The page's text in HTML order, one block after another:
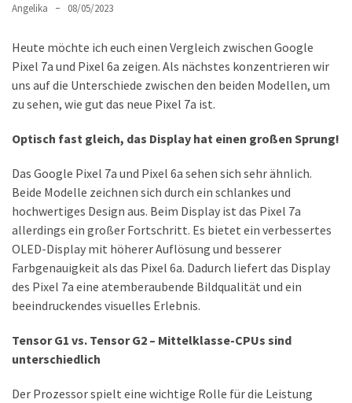
Samsung
Tab
S10
Lite
und
Apple
Pro
13-
Zoll
Reise-
Essentials-
Ratgeber:
Lokale
internationale
SIM-
Karte
Angelika 08/05/2023
Heute möchte ich euch einen Vergleich zwischen Google
Pixel 7a und Pixel 6a zeigen. Als nächstes konzentrieren wir
uns auf die Unterschiede zwischen den beiden Modellen, um
zu sehen, wie gut das neue Pixel 7a ist.
Optisch fast gleich, das Display hat einen großen Sprung!
Das Google Pixel 7a und Pixel 6a sehen sich sehr ähnlich.
Beide Modelle zeichnen sich durch ein schlankes und
hochwertiges Design aus. Beim Display ist das Pixel 7a
allerdings ein großer Fortschritt. Es bietet ein verbessertes
OLED-Display mit höherer Auflösung und besserer
Farbgenauigkeit als das Pixel 6a. Dadurch liefert das Display
des Pixel 7a eine atemberaubende Bildqualität und ein
beeindruckendes visuelles Erlebnis.
Tensor G1 vs. Tensor G2 – Mittelklasse-CPUs sind
unterschiedlich
Der Prozessor spielt eine wichtige Rolle für die Leistung